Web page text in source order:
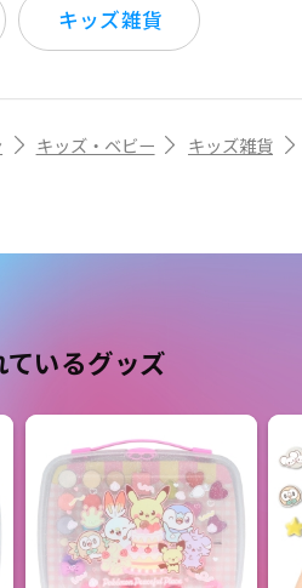
キッズ雑貨
キッズ・ベビー キッズ雑貨
いるグッズ